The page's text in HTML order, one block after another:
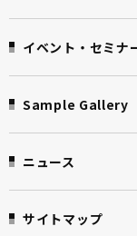
イベント・セミナ
Sample Gallery
ニュース
サイトマップ